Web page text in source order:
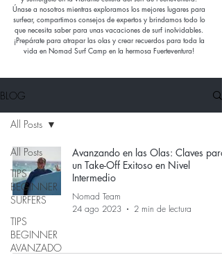
Únase a nosotros mientras exploramos los mejores lugares para
surfear, compartimos consejos de expertos y brindamos todo lo
que necesita saber para unas vacaciones de surf inolvidables.
¡Prepárate para atrapar las olas y crear recuerdos para toda la
vida en Nomad Surf Camp en la hermosa Fuerteventura!
BLOG
All Posts
TIPS
BEGINNER
SURFERS
TIPS
BEGINNER
AVANZADO
All Posts
Avanzando en las Olas: Claves para
un Take-Off Exitoso en Nivel
Intermedio
Nomad Team
24 ago 2023
2 min de lectura